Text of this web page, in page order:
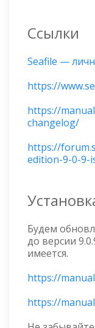
Ссылки
Seafile —
https://
https://
changelog/
https://
edition-9-0-9-
Будем
до версии
имеется.
https://
https://